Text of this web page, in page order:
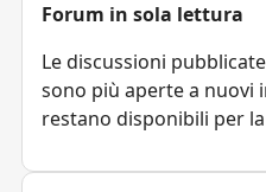
Forum in sola lettura
Le discussioni
sono più aperte a nuovi
restano disponibili per